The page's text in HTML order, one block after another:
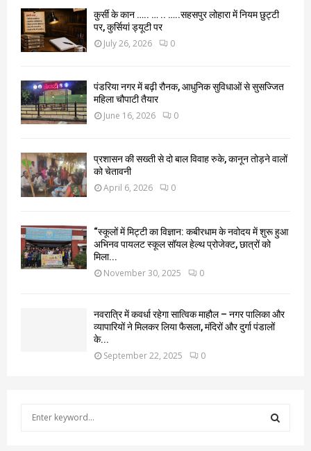
कुर्सी के कान ….. … .. …..सहसपुर लोहारा में नियम छुट्टी
पर, कुर्सियां ड्यूटी पर
July 26, 2026 0
पंडरिया नगर में बढ़ी रौनक, आधुनिक सुविधाओं से सुसज्जित
महिला चौपाटी तैयार
June 16, 2026 0
प्रशासन की सख्ती से दो बाल विवाह रुके, कानून तोड़ने वालों
को चेतावनी
April 6, 2026 0
“स्कूलों में मिट्टी का विज्ञान: कबीरधाम के नवोदय में शुरू हुआ
अभिनव पायलट स्कूल सॉयल हेल्थ प्रोजेक्ट, छात्रों को
मिला...
November 30, 2025 0
नवरात्रि में कवर्धा रहेगा सात्विक माहौल – नगर पालिका और
व्यापारियों ने मिलकर लिया फैसला, मंदिरों और दुर्गा पंडालों
के...
September 22, 2025 0